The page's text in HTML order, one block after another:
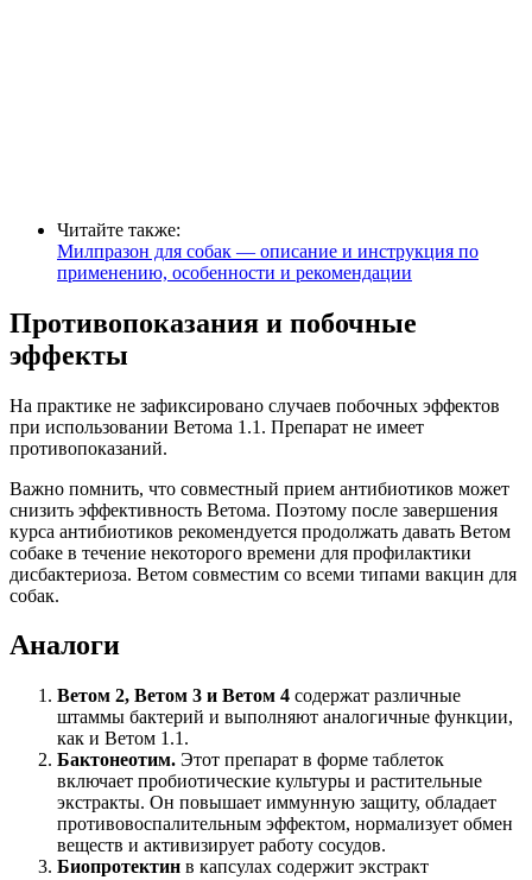
Читайте также:
Милпразон для собак — описание и инструкция по
применению, особенности и рекомендации
Противопоказания и побочные
эффекты
На практике не зафиксировано случаев побочных эффектов
при использовании Ветома 1.1. Препарат не имеет
противопоказаний.
Важно помнить, что совместный прием антибиотиков может
снизить эффективность Ветома. Поэтому после завершения
курса антибиотиков рекомендуется продолжать давать Ветом
собаке в течение некоторого времени для профилактики
дисбактериоза. Ветом совместим со всеми типами вакцин для
собак.
Аналоги
Ветом 2, Ветом 3 и Ветом 4 содержат различные
штаммы бактерий и выполняют аналогичные функции,
как и Ветом 1.1.
Бактонеотим. Этот препарат в форме таблеток
включает пробиотические культуры и растительные
экстракты. Он повышает иммунную защиту, обладает
противовоспалительным эффектом, нормализует обмен
веществ и активизирует работу сосудов.
Биопротектин в капсулах содержит экстракт